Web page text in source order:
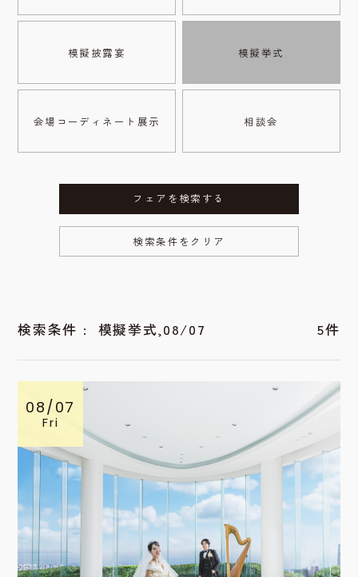
模擬披露宴 模擬挙式
会場コーディネート展示 相談会
フェアを検索する
検索条件をクリア
検索条件 : 模擬挙式,08/07 5件
08/07
Fri